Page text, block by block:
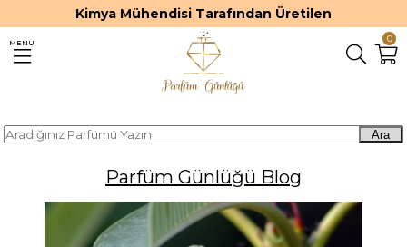
Kimya Mühendisi Tarafından Üretilen
0
MENU
Ara
Parfüm Günlüğü Blog